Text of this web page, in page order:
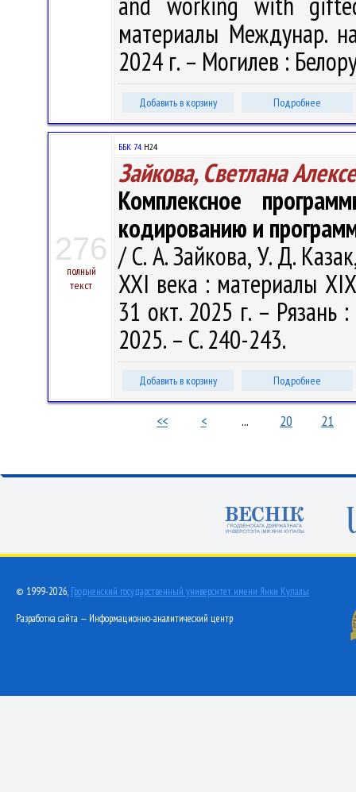
материалы Междунар.
2024 г. – Могилев :
Добавить в корзину Подробнее
276
полный
текст
ББК 74.Н24
Зайкова, Светлана
Комплексное
кодированию и
/ С. А. Зайкова, У. Д.
XXI века : материалы
31 окт. 2025 г. – Рязань
2025. – С. 240-243.
Добавить в корзину Подробнее
<< < ... 20 21
© 1999-2026, Гродненский государственный университет имени Янки Купалы
Разработка сайта — Информационно-аналитический центр